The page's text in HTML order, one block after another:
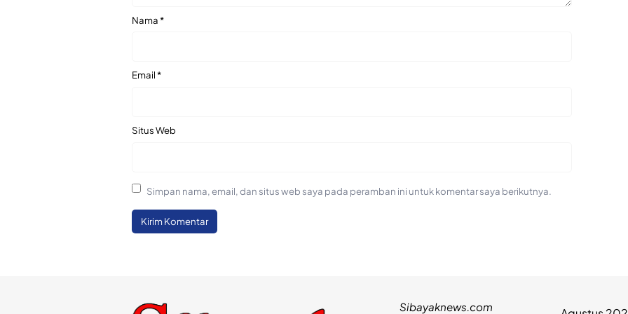
Nama*
Email*
Situs Web
Simpan nama, email, dan situs web saya pada peramban ini untuk komentar saya berikutnya.
Sibayaknews.com